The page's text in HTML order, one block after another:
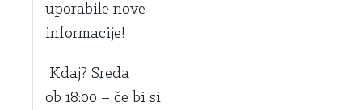
uporabile nove
informacije!
Kdaj? Sreda
ob 18:00 – če bi si